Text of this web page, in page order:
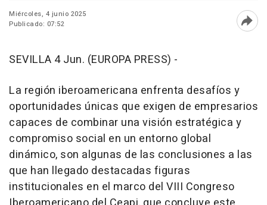
Miércoles, 4 junio 2025
Publicado: 07:52
SEVILLA 4 Jun. (EUROPA PRESS) -
La región iberoamericana enfrenta desafíos y
oportunidades únicas que exigen de empresarios
capaces de combinar una visión estratégica y
compromiso social en un entorno global
dinámico, son algunas de las conclusiones a las
que han llegado destacadas figuras
institucionales en el marco del VIII Congreso